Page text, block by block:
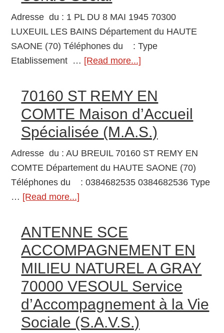
SEMOUSE
Centre
Social
Adresse du : 1 PL DU 8 MAI 1945 70300
LUXEUIL LES BAINS Département du HAUTE
SAONE (70) Téléphones du : Type
Etablissement … [Read more...]
LUXEUIL
LES
BAINS
Centre
Social
70160 ST REMY EN
COMTE Maison d’Accueil
Spécialisée (M.A.S.)
Adresse du : AU BREUIL 70160 ST REMY EN
COMTE Département du HAUTE SAONE (70)
Téléphones du : 0384682535 0384682536 Type
… [Read more...]
ST
REMY
EN
COMTE
Maison
Spécialisée
(M.A.S.)
ANTENNE SCE
ACCOMPAGNEMENT EN
MILIEU NATUREL A GRAY
70000 VESOUL Service
d’Accompagnement à la Vie
Sociale (S.A.V.S.)